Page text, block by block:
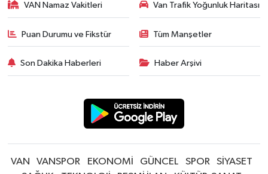
VAN Namaz Vakitleri Van Trafik Yoğunluk Haritası
Puan Durumu ve Fikstür Tüm Manşetler
Son Dakika Haberleri Haber Arşivi
VAN VANSPOR EKONOMİ GÜNCEL SPOR
SİYASET